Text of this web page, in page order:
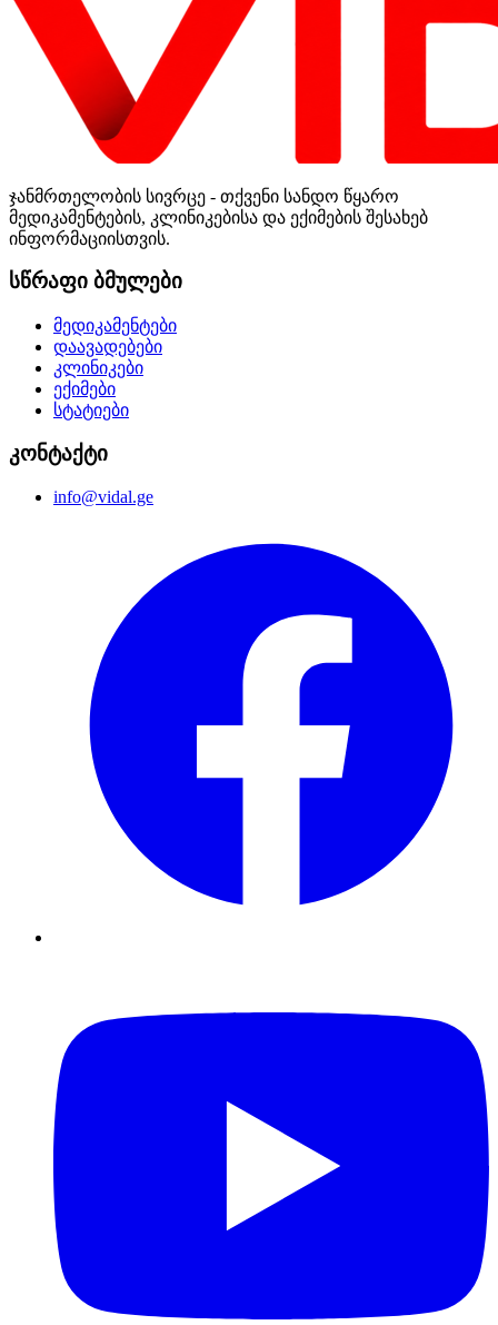
ჯანმრთელობის სივრცე - თქვენი სანდო წყარო
მედიკამენტების, კლინიკებისა და ექიმების შესახებ
ინფორმაციისთვის.
სწრაფი ბმულები
მედიკამენტები
დაავადებები
კლინიკები
ექიმები
სტატიები
კონტაქტი
info@vidal.ge